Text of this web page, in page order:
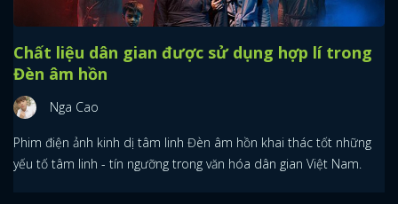
Chất liệu dân gian được sử dụng hợp lí trong
Đèn âm hồn
Nga Cao
Phim điện ảnh kinh dị tâm linh Đèn âm hồn khai thác tốt những
yếu tố tâm linh - tín ngưỡng trong văn hóa dân gian Việt Nam.